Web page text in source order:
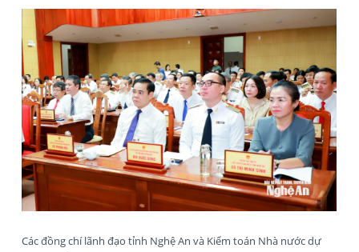
Các đồng chí lãnh đạo tỉnh Nghệ An và Kiểm toán Nhà nước dự